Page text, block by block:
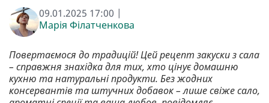
09.01.2025 17:00 |
Марія Філатченкова
Повертаємося до традицій! Цей рецепт закуски з сала
– справжня знахідка для тих, хто цінує домашню
кухню та натуральні продукти. Без жодних
консервантів та штучних добавок – лише свіже сало,